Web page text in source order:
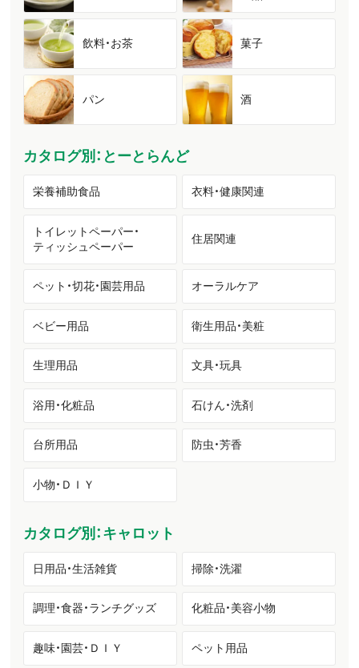
飲料・お茶 菓子
パン 酒
カタログ別：とーとらんど
栄養補助食品 衣料・健康関連
トイレットペーパー・
ティッシュペーパー
住居関連
ペット・切花・園芸用品 オーラルケア
ベビー用品 衛生用品・美粧
生理用品 文具・玩具
浴用・化粧品 石けん・洗剤
台所用品 防虫・芳香
小物・ＤＩＹ
カタログ別：キャロット
日用品・生活雑貨 掃除・洗濯
調理・食器・ランチグッズ 化粧品・美容小物
趣味・園芸・ＤＩＹ ペット用品